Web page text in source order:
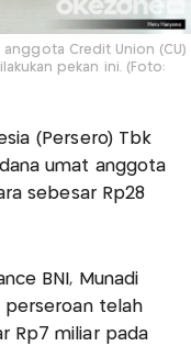
Credit Union (CU)
pekan ini. (Foto:
(Persero) Tbk
umat anggota
sebesar Rp28
BNI, Munadi
perseroan telah
Rp7 miliar pada